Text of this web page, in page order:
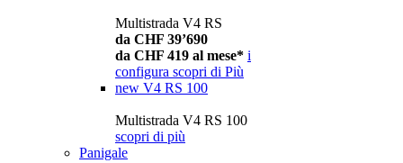
Multistrada V4 RS
da CHF 39’690
da CHF 419 al mese* i
configura scopri di Più
new V4 RS 100
Multistrada V4 RS 100
scopri di più
Panigale